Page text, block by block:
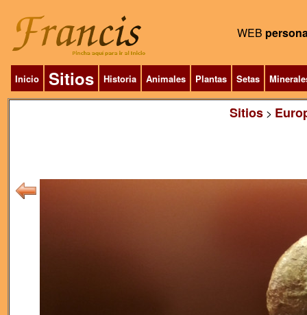
WEB
Inicio Sitios Historia Animales Plantas Setas
Sitios >